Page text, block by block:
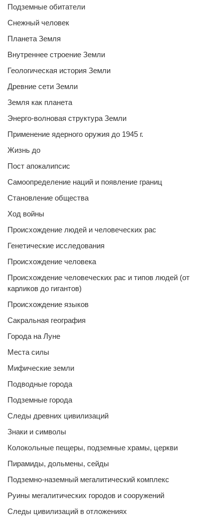
Подземные обитатели
Снежный человек
Планета Земля
Внутреннее строение Земли
Геологическая история Земли
Древние сети Земли
Земля как планета
Энерго-волновая структура Земли
Применение ядерного оружия до 1945 г.
Жизнь до
Пост апокалипсис
Самоопределение наций и появление границ
Становление общества
Ход войны
Происхождение людей и человеческих рас
Генетические исследования
Происхождение человека
Происхождение человеческих рас и типов людей (от
карликов до гигантов)
Происхождение языков
Сакральная география
Города на Луне
Места силы
Мифические земли
Подводные города
Подземные города
Следы древних цивилизаций
Знаки и символы
Колокольные пещеры, подземные храмы, церкви
Пирамиды, дольмены, сейды
Подземно-наземный мегалитический комплекс
Руины мегалитических городов и сооружений
Следы цивилизаций в отложениях